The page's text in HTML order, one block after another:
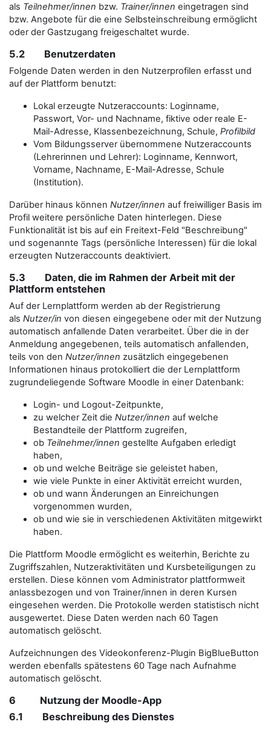
als Teilnehmer/innen bzw. Trainer/innen eingetragen sind
bzw. Angebote für die eine Selbsteinschreibung ermöglicht
oder der Gastzugang freigeschaltet wurde.
5.2 Benutzerdaten
Folgende Daten werden in den Nutzerprofilen erfasst und
auf der Plattform benutzt:
Lokal erzeugte Nutzeraccounts: Loginname,
Passwort, Vor- und Nachname, fiktive oder reale E-
Mail-Adresse, Klassenbezeichnung, Schule, Profilbild
Vom Bildungsserver übernommene Nutzeraccounts
(Lehrerinnen und Lehrer): Loginname, Kennwort,
Vorname, Nachname, E-Mail-Adresse, Schule
(Institution).
Darüber hinaus können Nutzer/innen auf freiwilliger Basis im
Profil weitere persönliche Daten hinterlegen. Diese
Funktionalität ist bis auf ein Freitext-Feld "Beschreibung"
und sogenannte Tags (persönliche Interessen) für die lokal
erzeugten Nutzeraccounts deaktiviert.
5.3 Daten, die im Rahmen der Arbeit mit der
Plattform entstehen
Auf der Lernplattform werden ab der Registrierung
als Nutzer/in von diesen eingegebene oder mit der Nutzung
automatisch anfallende Daten verarbeitet. Über die in der
Anmeldung angegebenen, teils automatisch anfallenden,
teils von den Nutzer/innen zusätzlich eingegebenen
Informationen hinaus protokolliert die der Lernplattform
zugrundeliegende Software Moodle in einer Datenbank:
Login- und Logout-Zeitpunkte,
zu welcher Zeit die Nutzer/innen auf welche
Bestandteile der Plattform zugreifen,
ob Teilnehmer/innen gestellte Aufgaben erledigt
haben,
ob und welche Beiträge sie geleistet haben,
wie viele Punkte in einer Aktivität erreicht wurden,
ob und wann Änderungen an Einreichungen
vorgenommen wurden,
ob und wie sie in verschiedenen Aktivitäten mitgewirkt
haben.
Die Plattform Moodle ermöglicht es weiterhin, Berichte zu
Zugriffszahlen, Nutzeraktivitäten und Kursbeteiligungen zu
erstellen. Diese können vom Administrator plattformweit
anlassbezogen und von Trainer/innen in deren Kursen
eingesehen werden. Die Protokolle werden statistisch nicht
ausgewertet. Diese Daten werden nach 60 Tagen
automatisch gelöscht.
Aufzeichnungen des Videokonferenz-Plugin BigBlueButton
werden ebenfalls spätestens 60 Tage nach Aufnahme
automatisch gelöscht.
6 Nutzung der Moodle-App
6.1 Beschreibung des Dienstes